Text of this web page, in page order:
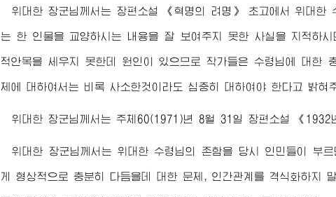
위대한 장군님께서는 장편소설 《혁명의 려명》 초고에서위대한
는 한 인물을 교양하시는 내용을 잘 보여주지 못한 사실을 지적하
적안목을 세우지 못한데 원인이 있으므로 작가들은 수령님에 대한
제에 대하여서는 비록 사소한것이라도 심중히 대하여야 한다고 밝혀
위대한 장군님께서 는 주체60(1971)년 8월 31일 장편소설 《1932
위대한 장군님께서 는 위대한 수령님의 존함을 당시 인민들이 부
게 형상적으로 충분히 다듬을데 대한 문제, 인간관계를 격식화하지